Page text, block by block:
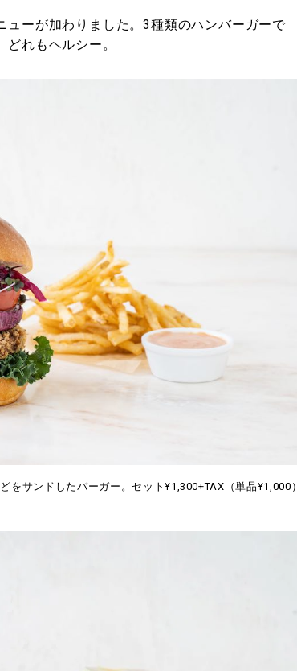
ーが加わりました。3種類のハンバーガーで
れもヘルシー。
サンドしたバーガー。セット¥1,300+TAX（単品¥1,000）